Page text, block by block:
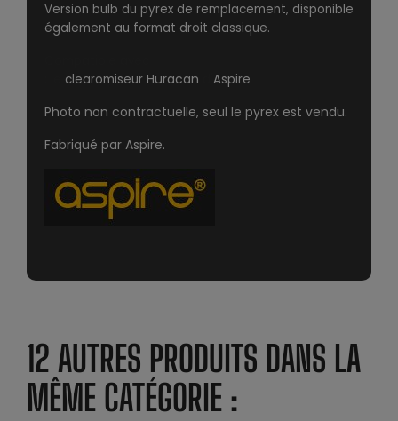
Version bulb du pyrex de remplacement, disponible
également au format droit classique.
clearomiseur Huracan Aspire
Photo non contractuelle, seul le pyrex est vendu.
Fabriqué par Aspire.
12 AUTRES PRODUITS DANS LA
MÊME CATÉGORIE :